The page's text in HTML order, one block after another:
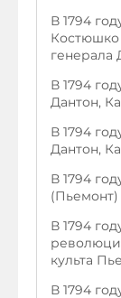
В 1794
Костюшко
генерала
В 1794
Дантон,
В 1794
Дантон,
В 1794
(Пьемонт)
В 1794
культа
В 1794